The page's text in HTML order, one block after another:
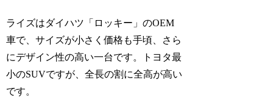
ライズはダイハツ「ロッキー」のOEM
車で、サイズが小さく価格も手頃、さら
にデザイン性の高い一台です。トヨタ最
小のSUVですが、全長の割に全高が高い
です。